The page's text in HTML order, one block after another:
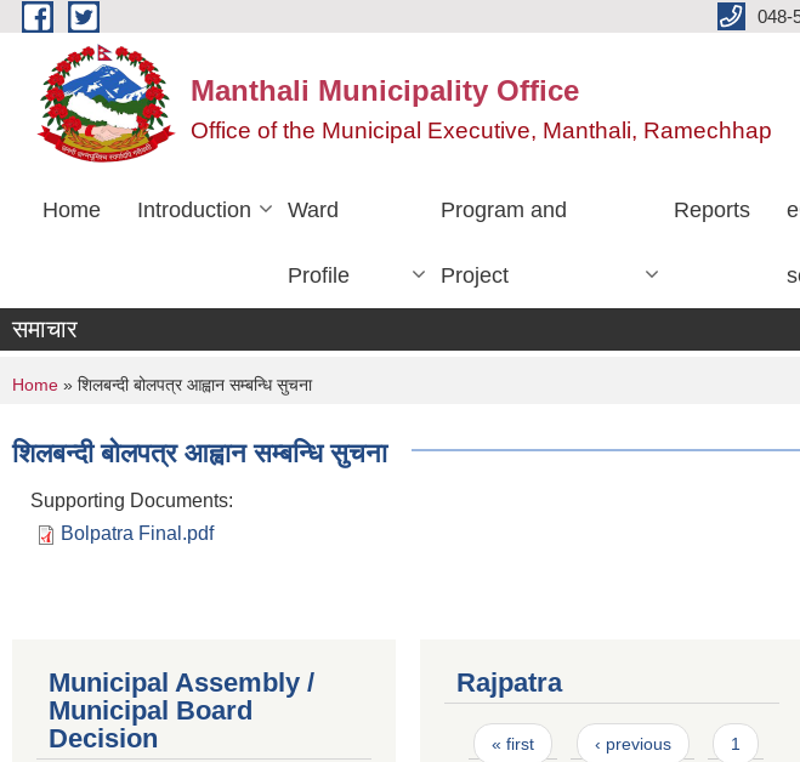
Skip to main content 048-
Manthali Municipality Office
Office of the Municipal Executive, Manthali, Ramechhap
Home Introduction Ward
Profile
Program and
Project
Reports
समाचार
You are here
Home » शिलबन्दी बोलपत्र आह्वान सम्बन्धि सुचना
शिलबन्दी बोलपत्र आह्वान सम्बन्धि सुचना
Supporting Documents:
Bolpatra Final.pdf
Municipal Assembly /
Municipal Board
Decision
Rajpatra
Pages
« first ‹ previous 1